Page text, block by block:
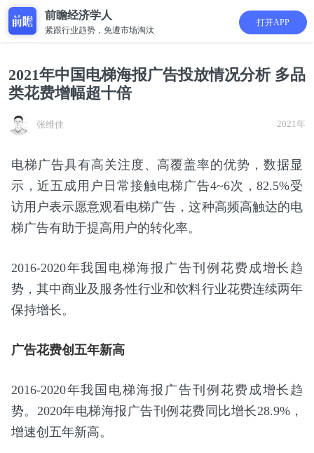
前瞻经济学人
紧跟行业趋势，免遭市场淘汰
打开APP
2021年中国电梯海报广告投放情况分析 多品
类花费增幅超十倍
张维佳 2021年
电梯广告具有高关注度、高覆盖率的优势，数据显
示，近五成用户日常接触电梯广告4~6次，82.5%受
访用户表示愿意观看电梯广告，这种高频高触达的电
梯广告有助于提高用户的转化率。
2016-2020年我国电梯海报广告刊例花费成增长趋
势，其中商业及服务性行业和饮料行业花费连续两年
保持增长。
广告花费创五年新高
2016-2020年我国电梯海报广告刊例花费成增长趋
势。2020年电梯海报广告刊例花费同比增长28.9%，
增速创五年新高。